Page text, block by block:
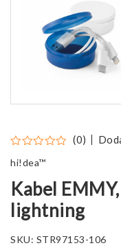
(0)
hi!dea™
Kabel
lightning
SKU: STR97153-106